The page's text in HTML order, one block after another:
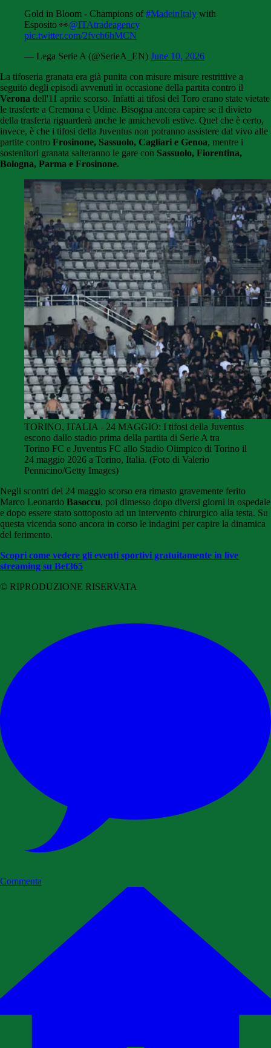
Gold in Bloom - Champions of#MadeinItaly with
Esposito 👀@ITAtradeagency
pic.twitter.com/2fvch6hMCN
— Lega Serie A (@SerieA_EN) June 10, 2026
La tifoseria granata era già punita con misure misure restrittive a
seguito degli episodi avvenuti in occasione della partita contro il
Verona dell'11 aprile scorso. Infatti ai tifosi del Toro erano state vietate
le trasferte a Cremona e Udine. Bisogna ancora capire se il divieto
della trasferta riguarderà anche le amichevoli estive. Quel che è certo,
invece, è che i tifosi della Juventus non potranno assistere dal vivo alle
partite contro Frosinone, Sassuolo, Cagliari e Genoa, mentre i
sostenitori granata salteranno le gare con Sassuolo, Fiorentina,
Bologna, Parma e Frosinone.
TORINO, ITALIA - 24 MAGGIO: I tifosi della Juventus
escono dallo stadio prima della partita di Serie A tra
Torino FC e Juventus FC allo Stadio Olimpico di Torino il
24 maggio 2026 a Torino, Italia. (Foto di Valerio
Pennicino/Getty Images)
Negli scontri del 24 maggio scorso era rimasto gravemente ferito
Marco Leonardo Basoccu, poi dimesso dopo diversi giorni in ospedale
e dopo essere stato sottoposto ad un intervento chirurgico alla testa. Su
questa vicenda sono ancora in corso le indagini per capire la dinamica
del ferimento.
Scopri come vedere gli eventi sportivi gratuitamente in live
streaming su Bet365
© RIPRODUZIONE RISERVATA
Commenta